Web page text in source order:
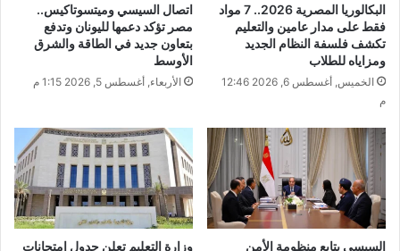
البكالوريا المصرية 2026.. 7 مواد
فقط على مدار عامين والتعليم
تكشف فلسفة النظام الجديد
ومزاياه للطلاب
الخميس, أغسطس 6, 2026 12:46
م
اتصال السيسي وميتسوتاكيس..
مصر تؤكد دعمها لليونان وتدفع
بتعاون جديد في الطاقة والشرق
الأوسط
الأربعاء, أغسطس 5, 2026 1:15 م
السيسي يتابع منظومة الأمن
وزارة التعليم تعلن جدول امتحانات